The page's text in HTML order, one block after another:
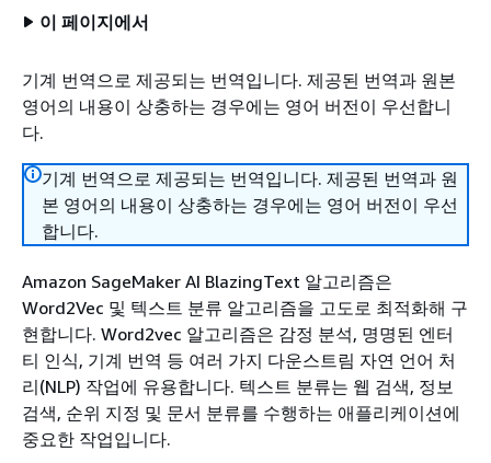
이 페이지에서
기계 번역으로 제공되는 번역입니다. 제공된 번역과 원본
영어의 내용이 상충하는 경우에는 영어 버전이 우선합니
다.
기계 번역으로 제공되는 번역입니다. 제공된 번역과 원
본 영어의 내용이 상충하는 경우에는 영어 버전이 우선
합니다.
Amazon SageMaker AI BlazingText 알고리즘은
Word2Vec 및 텍스트 분류 알고리즘을 고도로 최적화해 구
현합니다. Word2vec 알고리즘은 감정 분석, 명명된 엔터
티 인식, 기계 번역 등 여러 가지 다운스트림 자연 언어 처
리(NLP) 작업에 유용합니다. 텍스트 분류는 웹 검색, 정보
검색, 순위 지정 및 문서 분류를 수행하는 애플리케이션에
중요한 작업입니다.